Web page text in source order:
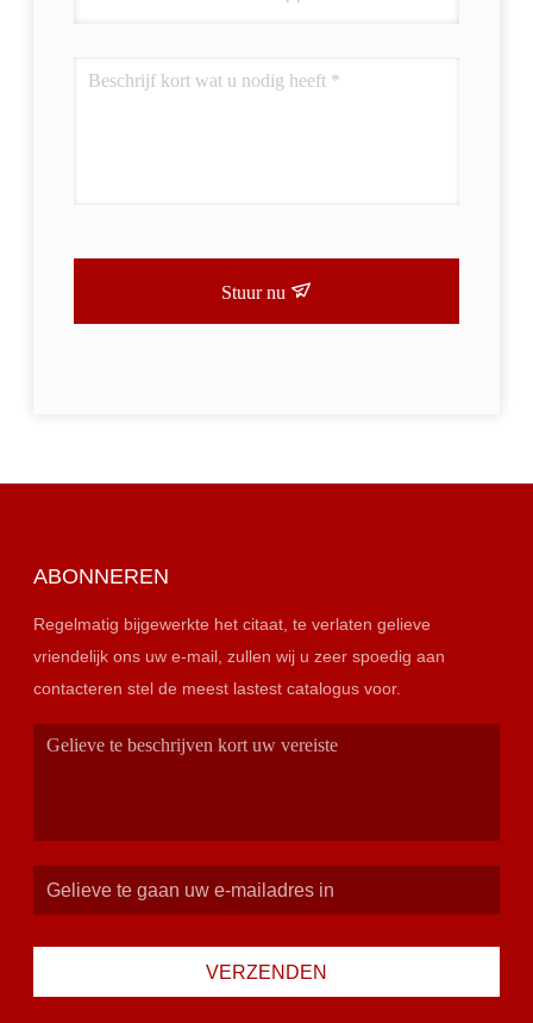
Stuur nu
ABONNEREN
Regelmatig bijgewerkte het citaat, te verlaten gelieve
vriendelijk ons uw e-mail, zullen wij u zeer spoedig aan
contacteren stel de meest lastest catalogus voor.
VERZENDEN